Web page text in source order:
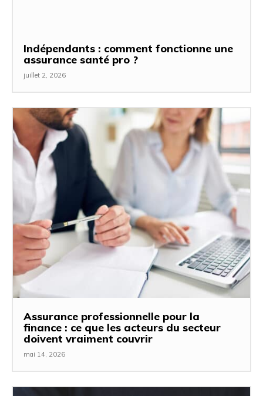
Indépendants : comment fonctionne une
assurance santé pro ?
juillet 2, 2026
Assurance professionnelle pour la
finance : ce que les acteurs du secteur
doivent vraiment couvrir
mai 14, 2026